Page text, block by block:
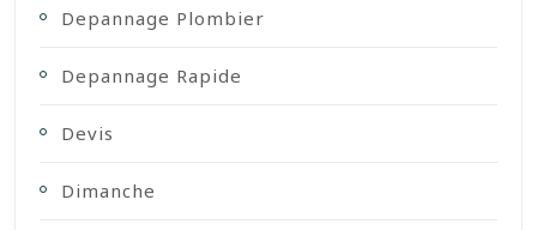
Depannage Plombier
Depannage Rapide
Devis
Dimanche